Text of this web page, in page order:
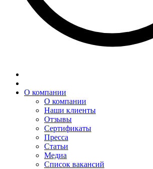
О компании
О компании
Наши клиенты
Отзывы
Сертификаты
Пресса
Статьи
Медиа
Список вакансий